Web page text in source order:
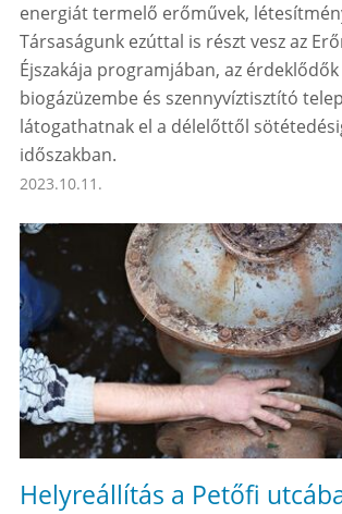
energiát termelő erőművek,
Társaságunk ezúttal is részt vesz az
Éjszakája programjában, az érdeklődők
biogázüzembe és szennyvíztisztító
látogathatnak el a délelőttől
időszakban.
2023.10.11.
Helyreállítás a Petőfi